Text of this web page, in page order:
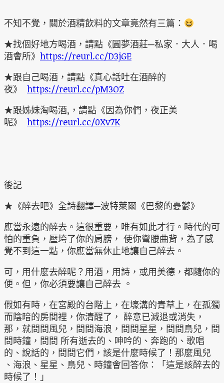
不知不覺，關於酒精飲料的文章竟然有三篇：
★找個好地方喝酒，請點《圓夢酒莊─私家．大人．喝
酒會所》 https://reurl.cc/D3jGE
★跟自己喝酒，請點《真心話吐在酒醉的
夜》 https://reurl.cc/pM3OZ
★跟姊妹淘喝酒,，請點《因為你們，夜正美
呢》 https://reurl.cc/0Xv7K
後記
★《醉去吧》全詩翻譯─波特萊爾《巴黎的憂鬱》
應當永遠的醉去。這很重要，唯有如此才行。時代的可
怕的重負，壓垮了你的肩膀， 使你彎腰曲背，為了感
覺不到這一點，你應當無休止地讓自己醉去。
可，用什麼去醉呢？用酒，用詩，或用美德，都隨你的
便。但，你必須要讓自己醉去 。
假如有時，在宮殿的台階上，在壕溝的青草上，在孤獨
而陰暗的房間裡，你清醒了， 醉意已減退或消失，
那，就問問風兒，問問海浪，問問星星，問問鳥兒，問
問時鐘，問問 所有逝去的、呻吟的、奔跑的、歌唱
的、說話的，問問它們，該是什麼時候了！那麼風兒
、海浪、星星、鳥兒、時鐘會回答你：「這是該醉去的
時候了！」